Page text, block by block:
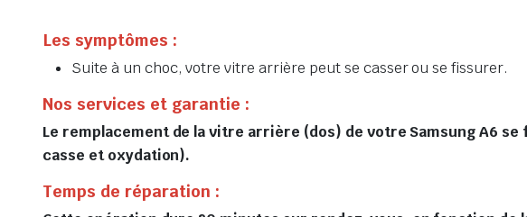
Les symptômes :
Suite à un choc, votre vitre arrière peut se casser ou se fissurer.
Nos services et garantie :
Le remplacement de la vitre arrière (dos) de votre Samsung A6
casse et oxydation).
Temps de réparation :